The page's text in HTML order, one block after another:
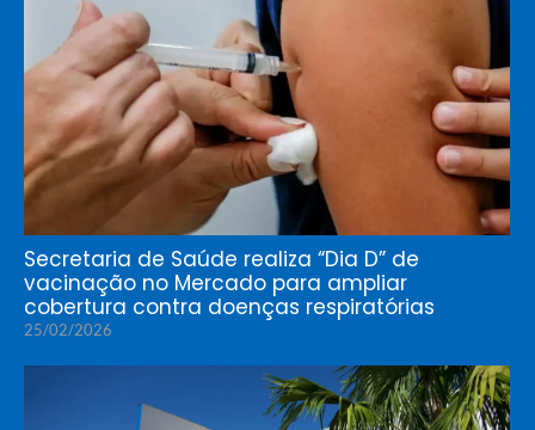
Secretaria de Saúde realiza “Dia D” de
vacinação no Mercado para ampliar
cobertura contra doenças respiratórias
25/02/2026